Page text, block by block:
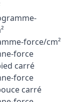
force/cm²
force
carré
force
carré